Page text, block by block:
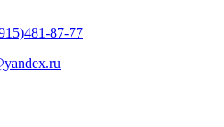
87-77